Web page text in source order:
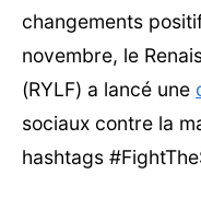
changements
novembre, le
(RYLF) a lancé une
sociaux contre la
hashtags